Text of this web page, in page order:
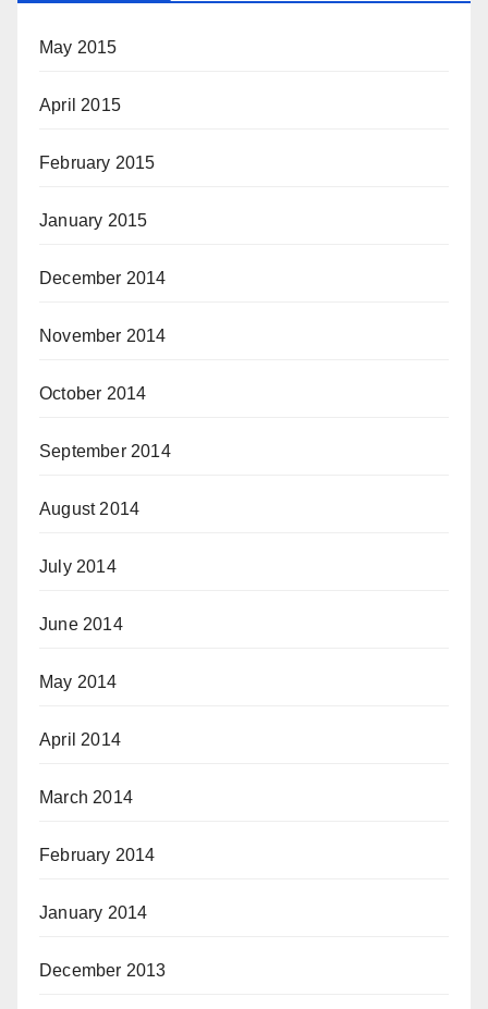
May 2015
April 2015
February 2015
January 2015
December 2014
November 2014
October 2014
September 2014
August 2014
July 2014
June 2014
May 2014
April 2014
March 2014
February 2014
January 2014
December 2013